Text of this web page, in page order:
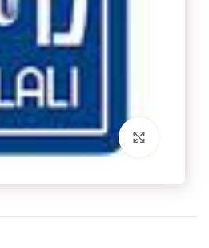
برای بزرگنمایی کلیک کنید